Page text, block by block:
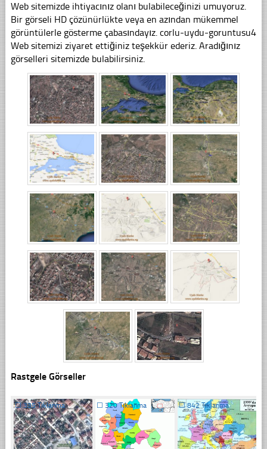
Web sitemizde ihtiyacınız olanı bulabileceğinizi umuyoruz.
Bir görseli HD çözünürlükte veya en azından mükemmel
görüntülerle gösterme çabasındayız. corlu-uydu-goruntusu4
Web sitemizi ziyaret ettiğiniz teşekkür ederiz. Aradığınız
görselleri sitemizde bulabilirsiniz.
Rastgele Görseller
☐335 Tıklanma ☐320 Tıklanma ☐842 Tıklanma